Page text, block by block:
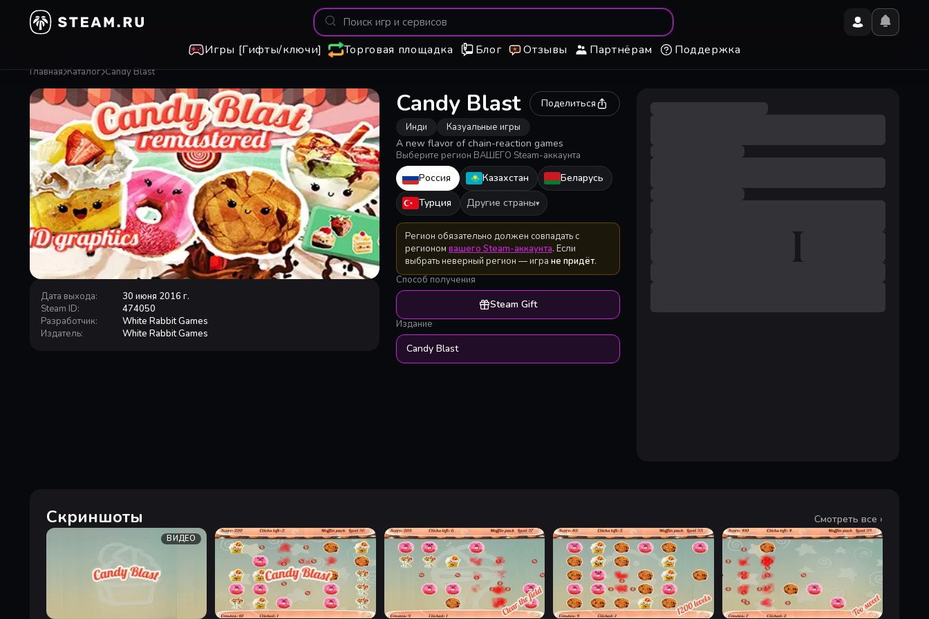
Игры [Гифты/ключи] Торговая площадка Блог Отзывы Партнёрам Поддержка
Главная Каталог Candy Blast
Дата выхода:
30 июня 2016 г.
Steam ID:
474050
Разработчик:
White Rabbit Games
Издатель: White Rabbit Games
Candy Blast Поделиться
Инди Казуальные игры
A new flavor of chain-reaction games
Выберите регион ВАШЕГО Steam-аккаунта
Россия Казахстан
Беларусь
Турция
Другие страны▾
Регион обязательно должен совпадать с
регионом вашего Steam-аккаунта. Если
выбрать неверный регион — игра не придёт.
Способ получения
Steam Gift
Издание
Candy Blast
Скриншоты Смотреть все ›
ВИДЕО